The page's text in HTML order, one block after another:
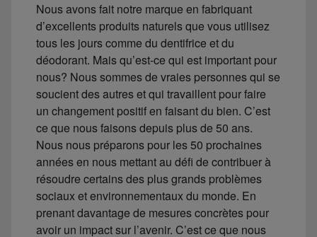
Nous avons fait notre marque en fabriquant
d’excellents produits naturels que vous utilisez
tous les jours comme du dentifrice et du
déodorant. Mais qu’est-ce qui est important pour
nous? Nous sommes de vraies personnes qui se
soucient des autres et qui travaillent pour faire
un changement positif en faisant du bien. C’est
ce que nous faisons depuis plus de 50 ans.
Nous nous préparons pour les 50 prochaines
années en nous mettant au défi de contribuer à
résoudre certains des plus grands problèmes
sociaux et environnementaux du monde. En
prenant davantage de mesures concrètes pour
avoir un impact sur l’avenir. C’est ce que nous